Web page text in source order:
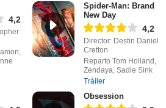
4,2
Spider-Man: Brand
New Day
4,2
Director: Destin Daniel
Cretton
Reparto Tom Holland,
Zendaya, Sadie Sink
Tráiler
Obsession